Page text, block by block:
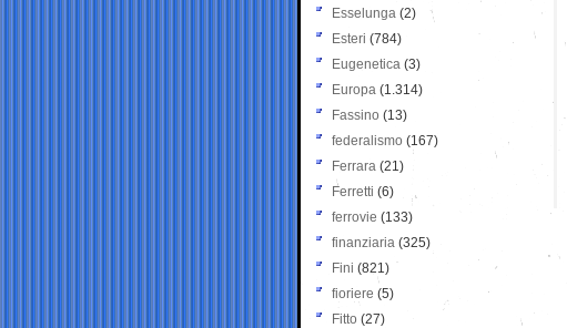
Esselunga (2)
Esteri (784)
Eugenetica (3)
Europa (1.314)
Fassino (13)
federalismo (167)
Ferrara (21)
Ferretti (6)
ferrovie (133)
finanziaria (325)
Fini (821)
fioriere (5)
Fitto (27)